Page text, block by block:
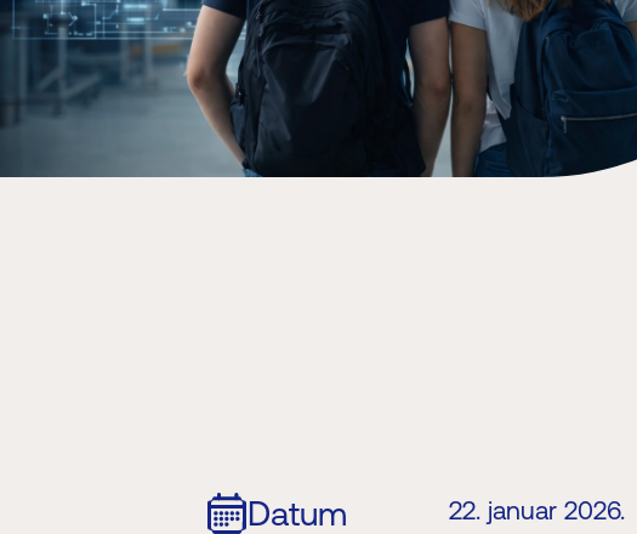
Datum 22. januar 2026.